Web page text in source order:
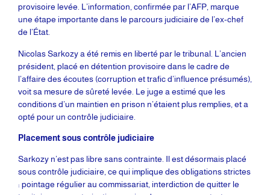
provisoire levée. L’information, confirmée par l’AFP, marque
une étape importante dans le parcours judiciaire de l’ex-chef
de l’État.
Nicolas Sarkozy a été remis en liberté par le tribunal. L’ancien
président, placé en détention provisoire dans le cadre de
l’affaire des écoutes (corruption et trafic d’influence présumés),
voit sa mesure de sûreté levée. Le juge a estimé que les
conditions d’un maintien en prison n’étaient plus remplies, et a
opté pour un contrôle judiciaire.
Placement sous contrôle judiciaire
Sarkozy n’est pas libre sans contrainte. Il est désormais placé
sous contrôle judiciaire, ce qui implique des obligations strictes
: pointage régulier au commissariat, interdiction de quitter le